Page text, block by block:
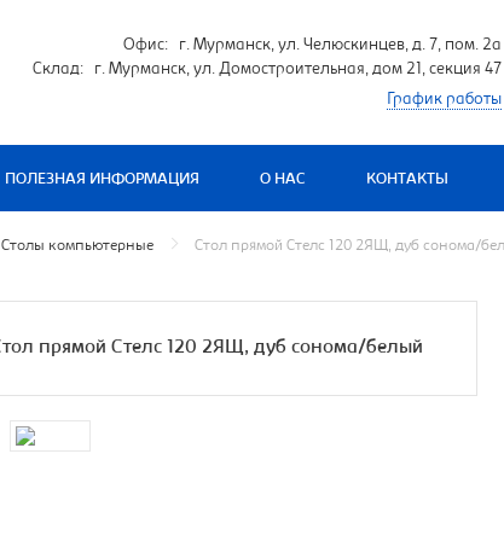
Офис: г. Мурманск, ул. Челюскинцев, д. 7, пом. 2а
Склад: г. Мурманск, ул. Домостроительная, дом 21, секция 47
График работы
ПОЛЕЗНАЯ ИНФОРМАЦИЯ О НАС КОНТАКТЫ
Столы компьютерные Cтол прямой Стелс 120 2ЯЩ, дуб сонома/